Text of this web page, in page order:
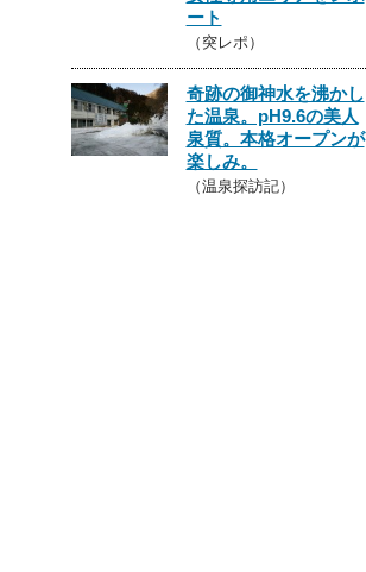
ート
（突レポ）
奇跡の御神水を沸かし
た温泉。pH9.6の美人
泉質。本格オープンが
楽しみ。
（温泉探訪記）